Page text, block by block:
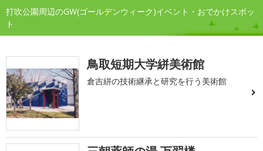
打吹公園周辺のGW(ゴールデンウィーク)イベント・おでかけスポッ
ト
鳥取短期大学絣美術館
倉吉絣の技術継承と研究を行う美術館